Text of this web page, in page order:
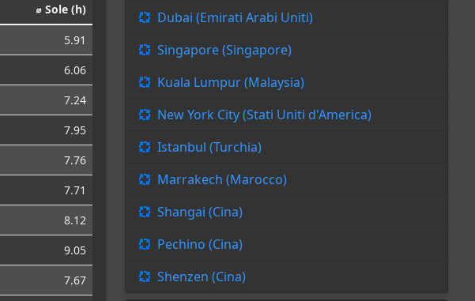
⌀ Sole (h)
5.91
6.06
7.24
7.95
7.76
7.71
8.12
9.05
7.67
Dubai (Emirati Arabi Uniti)
Singapore (Singapore)
Kuala Lumpur (Malaysia)
New York City (Stati Uniti d'America)
Istanbul (Turchia)
Marrakech (Marocco)
Shangai (Cina)
Pechino (Cina)
Shenzen (Cina)